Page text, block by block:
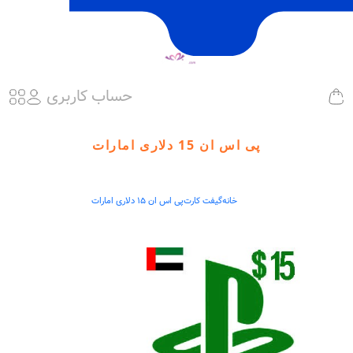
حساب کاربری
پی اس ان 15 دلاری امارات
خانهگیفت کارتپی اس ان 15 دلاری امارات